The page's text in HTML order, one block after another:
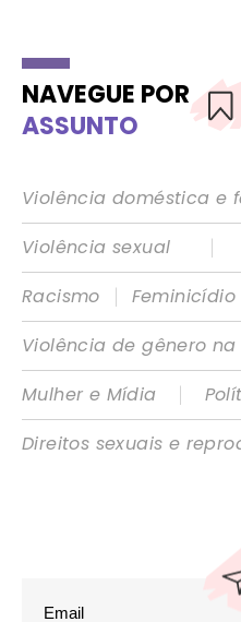
NAVEGUE POR
ASSUNTO
Violência doméstica e
Violência sexual
|
Racismo
| Feminicídio
Violência de gênero
Mulher e Mídia
|
Direitos sexuais e